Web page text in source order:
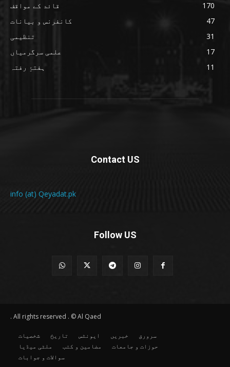
قائد کے مواقف
170
کانفرنس و بیانات
47
تنظیمی
31
علمی سرگرمیاں
17
ہفتۂِ رفتہ
11
Contact US
info (at) Qeyadat.pk
Follow US
All rights reserved . © Al Qaed .
سرورق خبریں ایونٹس تاریخ
شخصیات
حوزات و جامعات
مضامین و کتب
ملٹی میڈیا
سوالات و جوابات